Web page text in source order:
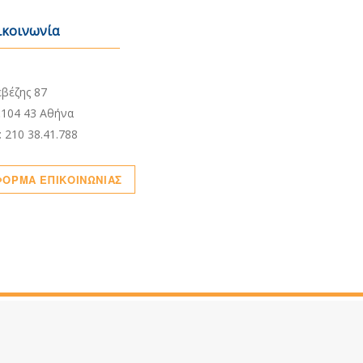
87
43 Αθήνα
210 38.41.788
ΕΠΙΚΟΙΝΩΝΙΑΣ